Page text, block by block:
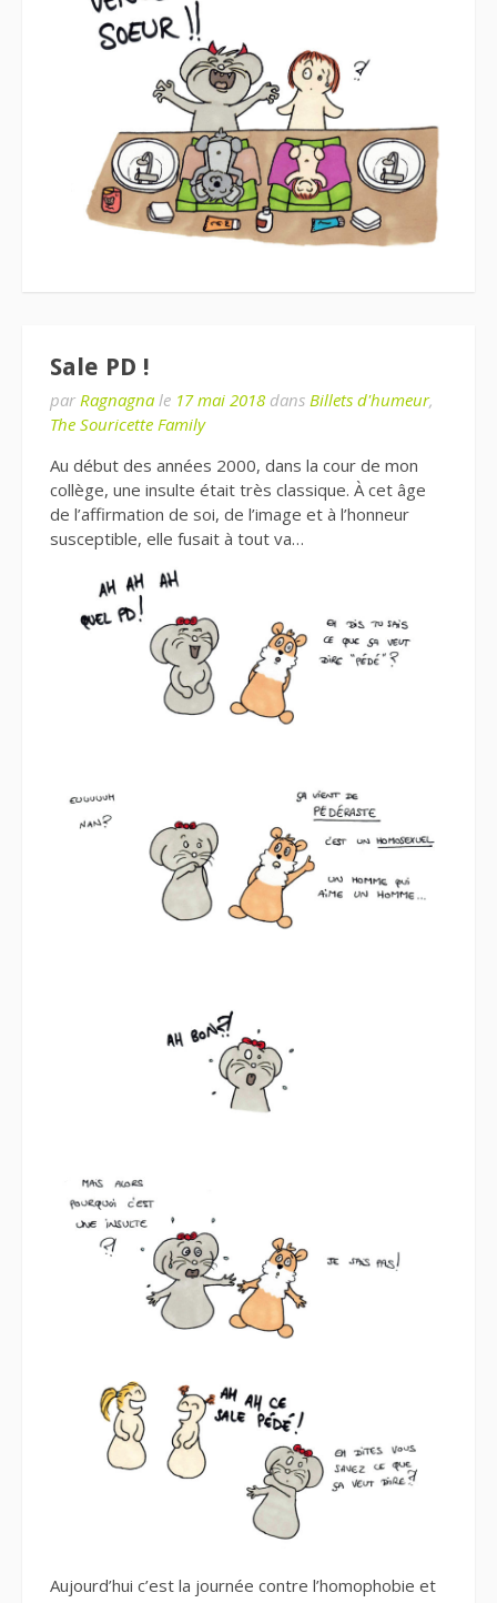
Sale PD !
par Ragnagna le 17 mai 2018 dans Billets d'humeur,
The Souricette Family
Au début des années 2000, dans la cour de mon
collège, une insulte était très classique. À cet âge
de l’affirmation de soi, de l’image et à l’honneur
susceptible, elle fusait à tout va…
Aujourd’hui c’est la journée contre l’homophobie et